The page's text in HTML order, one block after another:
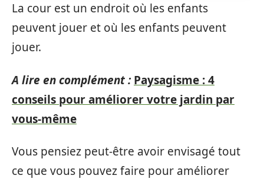
La cour est un endroit où les enfants
peuvent jouer et où les enfants peuvent
jouer.
A lire en complément : Paysagisme : 4
conseils pour améliorer votre jardin par
vous-même
Vous pensiez peut-être avoir envisagé tout
ce que vous pouvez faire pour améliorer